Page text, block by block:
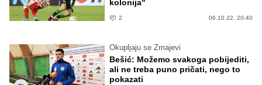
kolonija"
2 06.10.22. 20:40
Okupljaju se Zmajevi
Bešić: Možemo svakoga pobijediti,
ali ne treba puno pričati, nego to
pokazati